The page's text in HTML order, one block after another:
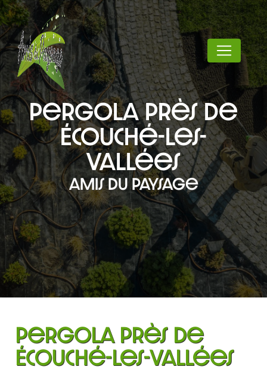
pergola près de
Écouché-les-
Vallées
Amis du paysage
pergola près de
Écouché-les-Vallées
Panneau de gestion des cookies